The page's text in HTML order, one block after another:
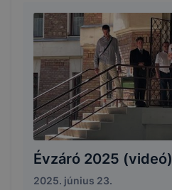
Évzáró 2025 (videó)
2025. június 23.